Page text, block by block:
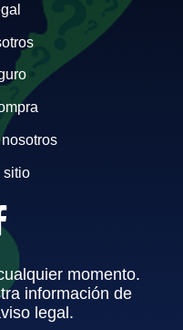
sitio
momento.
información de
legal.